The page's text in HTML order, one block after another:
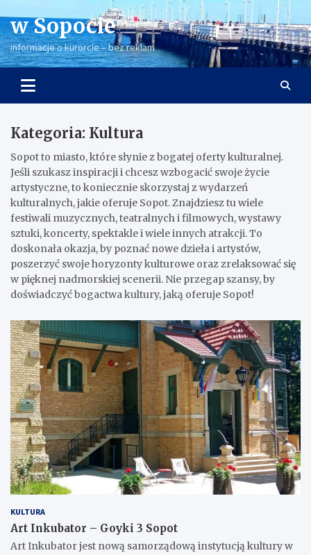
to
content
w Sopocie
informacje o kurorcie – bez reklam
Kategoria: Kultura
Sopot to miasto, które słynie z bogatej oferty kulturalnej.
Jeśli szukasz inspiracji i chcesz wzbogacić swoje życie
artystyczne, to koniecznie skorzystaj z wydarzeń
kulturalnych, jakie oferuje Sopot. Znajdziesz tu wiele
festiwali muzycznych, teatralnych i filmowych, wystawy
sztuki, koncerty, spektakle i wiele innych atrakcji. To
doskonała okazja, by poznać nowe dzieła i artystów,
poszerzyć swoje horyzonty kulturowe oraz zrelaksować się
w pięknej nadmorskiej scenerii. Nie przegap szansy, by
doświadczyć bogactwa kultury, jaką oferuje Sopot!
KULTURA
Art Inkubator – Goyki 3 Sopot
Art Inkubator jest nową samorządową instytucją kultury w